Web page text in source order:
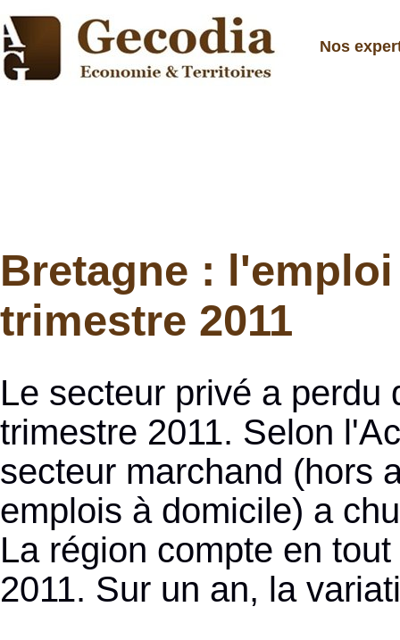
Nos
Bretagne :
trimestre 2011
Le secteur privé a perdu
trimestre 2011. Selon
secteur marchand (hors
emplois à domicile) a
La région compte en
2011. Sur un an, la